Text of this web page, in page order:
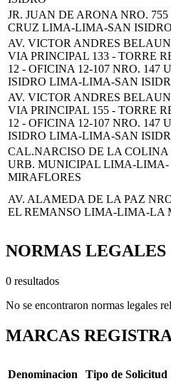
JR. JUAN DE ARONA NRO.
CRUZ LIMA-LIMA-SAN ISIDRO
AV. VICTOR ANDRES
VIA PRINCIPAL 133 - TORRE
12 - OFICINA 12-107 NRO. 147
ISIDRO LIMA-LIMA-SAN
AV. VICTOR ANDRES
VIA PRINCIPAL 155 - TORRE
12 - OFICINA 12-107 NRO. 147
ISIDRO LIMA-LIMA-SAN
CAL.NARCISO DE LA COLINA
URB. MUNICIPAL LIMA-LIMA-
MIRAFLORES
AV. ALAMEDA DE LA PAZ
EL REMANSO LIMA-LIMA-LA
NORMAS LEGALES
0 resultados
No se encontraron normas legales
MARCAS
Denominacion Tipo de Solicitud